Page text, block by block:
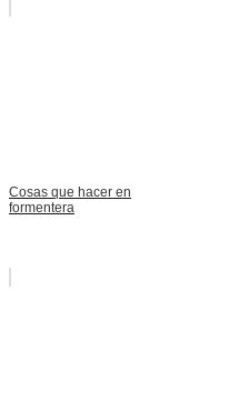
Cosas que hacer en
formentera